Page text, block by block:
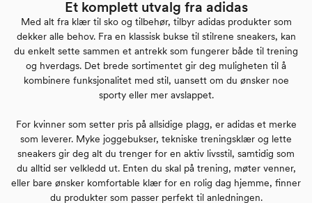
Et komplett utvalg fra adidas
Med alt fra klær til sko og tilbehør, tilbyr adidas produkter som
dekker alle behov. Fra en klassisk bukse til stilrene sneakers, kan
du enkelt sette sammen et antrekk som fungerer både til trening
og hverdags. Det brede sortimentet gir deg muligheten til å
kombinere funksjonalitet med stil, uansett om du ønsker noe
sporty eller mer avslappet.
For kvinner som setter pris på allsidige plagg, er adidas et merke
som leverer. Myke joggebukser, tekniske treningsklær og lette
sneakers gir deg alt du trenger for en aktiv livsstil, samtidig som
du alltid ser velkledd ut. Enten du skal på trening, møter venner,
eller bare ønsker komfortable klær for en rolig dag hjemme, finner
du produkter som passer perfekt til anledningen.